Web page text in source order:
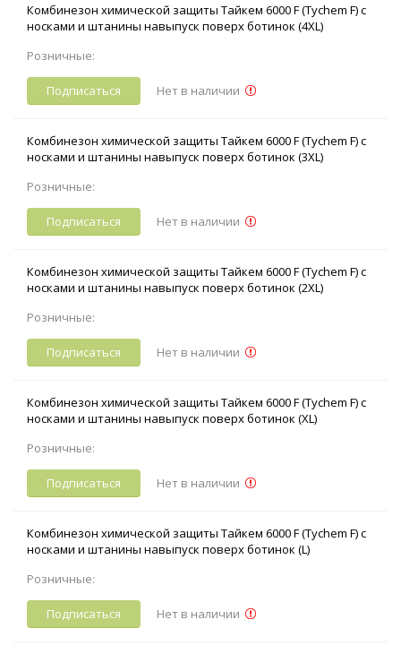
Комбинезон химической защиты Тайкем 6000 F (Tychem F) с
носками и штанины навыпуск поверх ботинок (4XL)
Розничные:
Подписаться Нет в наличии
Комбинезон химической защиты Тайкем 6000 F (Tychem F) с
носками и штанины навыпуск поверх ботинок (3XL)
Розничные:
Подписаться Нет в наличии
Комбинезон химической защиты Тайкем 6000 F (Tychem F) с
носками и штанины навыпуск поверх ботинок (2XL)
Розничные:
Подписаться Нет в наличии
Комбинезон химической защиты Тайкем 6000 F (Tychem F) с
носками и штанины навыпуск поверх ботинок (XL)
Розничные:
Подписаться Нет в наличии
Комбинезон химической защиты Тайкем 6000 F (Tychem F) с
носками и штанины навыпуск поверх ботинок (L)
Розничные:
Подписаться Нет в наличии